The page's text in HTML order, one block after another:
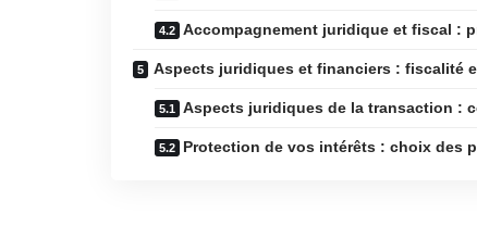
Accompagnement juridique et fiscal :
Aspects juridiques et financiers : fiscalité
Aspects juridiques de la transaction :
Protection de vos intérêts : choix des